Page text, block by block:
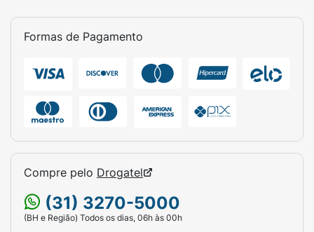
Formas de Pagamento
Compre pelo Drogatel
(31) 3270-5000
(BH e Região) Todos os dias, 06h às 00h